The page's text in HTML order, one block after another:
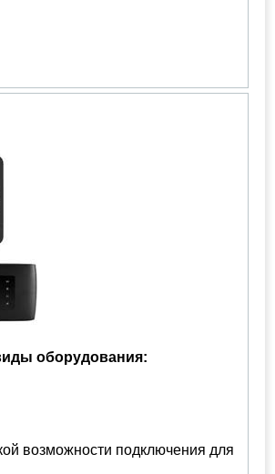
оборудования:
возможности подключения для